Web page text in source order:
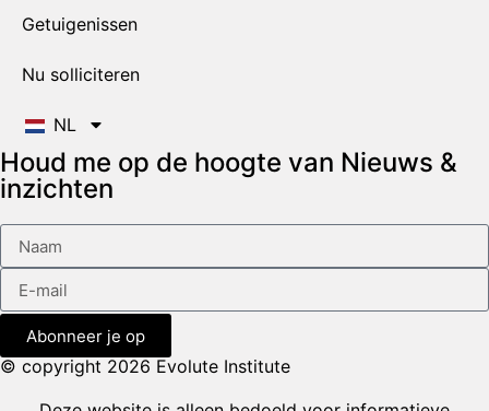
Getuigenissen
Nu solliciteren
NL
Houd me op de hoogte van Nieuws &
inzichten
Abonneer je op
© copyright 2026 Evolute Institute